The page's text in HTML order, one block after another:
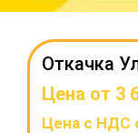
Откачка
Цена от 3
Цена с НДС